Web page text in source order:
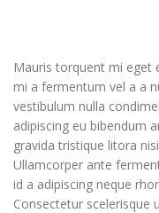
Mauris torquent mi eget
mi a fermentum vel a a
vestibulum nulla
adipiscing eu bibendum
gravida tristique litora
Ullamcorper ante
id a adipiscing neque
Consectetur scelerisque